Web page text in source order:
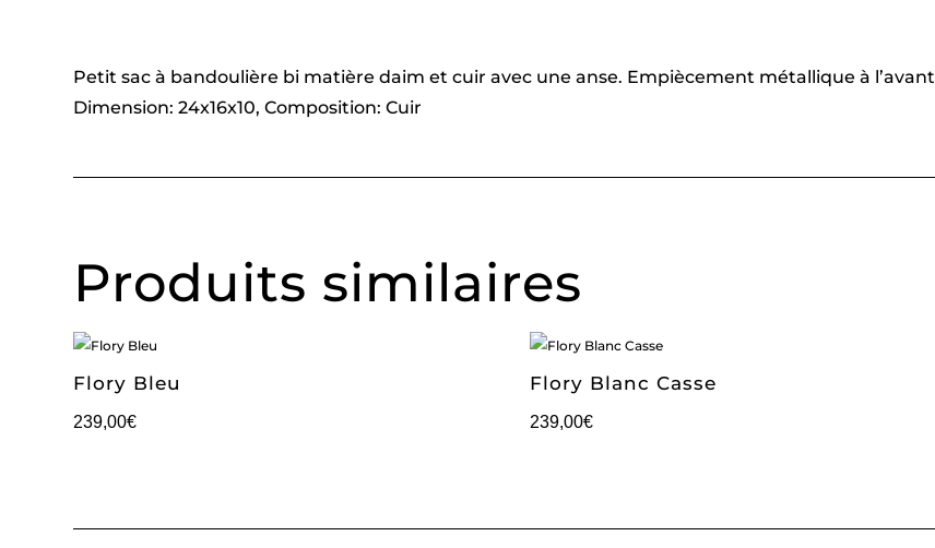
Petit sac à bandoulière bi matière daim et cuir avec une anse. Empiècement métallique à l’avant
Dimension: 24x16x10, Composition: Cuir
Produits similaires
Flory Bleu
239,00€
Flory Blanc Casse
239,00€